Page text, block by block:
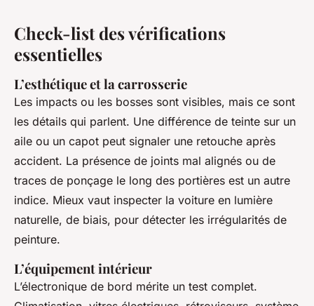
Check-list des vérifications
essentielles
L’esthétique et la carrosserie
Les impacts ou les bosses sont visibles, mais ce sont
les détails qui parlent. Une différence de teinte sur un
aile ou un capot peut signaler une retouche après
accident. La présence de joints mal alignés ou de
traces de ponçage le long des portières est un autre
indice. Mieux vaut inspecter la voiture en lumière
naturelle, de biais, pour détecter les irrégularités de
peinture.
L’équipement intérieur
L’électronique de bord mérite un test complet.